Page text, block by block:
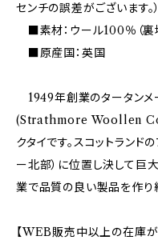
センチの誤差がございます。）
■素材：ウール100％（裏
■原産国：英国
1949年創業のタータンメ
(Strathmore Woollen
クタイです。スコットランド
ー北部）に位置し決して巨
業で品質の良い製品を作り
【WEB販売中以上の在庫